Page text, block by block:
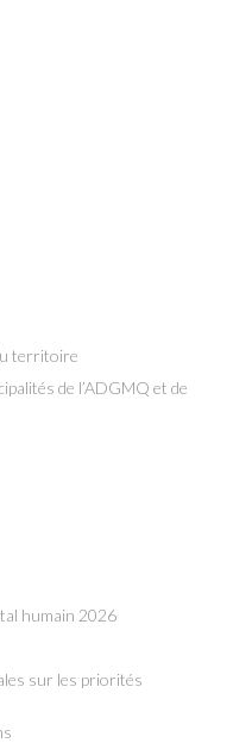
territoire
de l’ADGMQ et de
humain 2026
sur les priorités